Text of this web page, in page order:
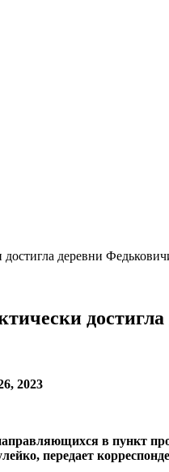
деревни
2023
в пункт
передает